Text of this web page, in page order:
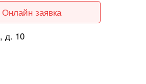
Онлайн заявка
д. 10